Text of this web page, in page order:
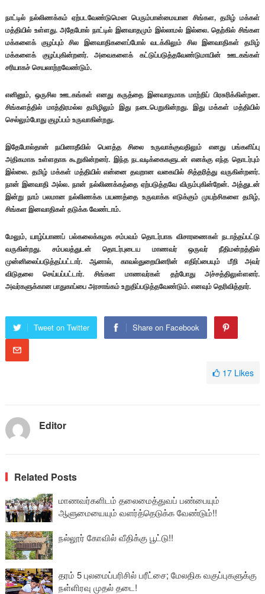
நாட்டில் நல்லிணக்கம் ஏற்படவேண்டுமென பெரும்பான்மையான சிங்கள, தமிழ் மக்கள்
மத்தியில் உள்ளது. அதேபோல் நாட்டில் இனவாதமும் இல்லாமல் இல்லை. தெற்கில் சிங்கள
மக்களைக் குழப்பும் சில இனவாதிகளைப்போல் வடக்கிலும் சில இனவாதிகள் தமிழ்
மக்களைக் குழப்புகின்றனர். அவைகளைக் கட்டுப்படுத்தவேண்டுமாயின் ஊடகங்கள்
சரியாகச் செயலாற்றவேண்டும்.
எனினும், ஒருசில ஊடகங்கள் எனது கருத்தை இனவாதமாக மாற்றிப் பிரசுரிக்கின்றன.
சிங்களத்தில் மாத்திரமல்ல தமிழிலும் இது நடைபெறுகின்றது. இது மக்கள் மத்தியில்
செல்லும்போது குழப்பம் உருவாகின்றது.
இதேபோல்தான் நயினாதீவில் பெளத்த சிலை உருவாக்குவதிலும் எனது பங்களிப்பு
அதிகமாக உள்ளதாக கூறுகின்றனர். இந்த நடவடிக்கைகளுடன் எனக்கு எந்த தொடர்பும்
இல்லை. தமிழ் மக்கள் மத்தியில் என்னை தவறான வகையில் சித்தரித்து வருகின்றனர்.
நான் இனவாதி அல்ல. நான் நல்லிணக்கத்தை ஏற்படுத்தவே விரும்புகின்றேன். அத்துடன்
இன்று நாம் பலமான நல்லிணக்க பயணத்தை உருவாக்க எடுக்கும் முயற்சிகளை தமிழ்,
சிங்கள இனவாதிகள் தடுக்க வேண்டாம்.
மேலும், யாழ்ப்பாணப் பல்கலைக்கழக சம்பவம் தொடர்பாக விசாரணைகள் நடாத்தப்பட்டு
வருகின்றது. சம்பவத்துடன் தொடர்புடைய மாணவர் ஒருவர் நீதிமன்றத்தில்
முன்னிலைப்படுத்தப்பட்டார். ஆனால், காவல்துறையினரின் எதிர்ப்பையும் மீறி அவர்
விடுதலை செய்யப்பட்டார். சிங்கள மாணவர்கள் தற்போது அச்சத்திலுள்ளனர்.
அவர்களுக்கான பாதுகாப்பை அரசாங்கம் உறுதிப்படுத்தவேண்டும். எனவும் தெரிவித்தார்.
Tweet on Twitter Share on Facebook
17 Likes
Editor
Related Posts
மாணவர்களிடம் தலைமைத்துவப் பண்பையும்
ஆளுமையையும் வளர்த்தெடுக்க வேண்டும்!!
நல்லூர் கோவில் வீதிக்கு பூட்டு!!
தரம் 5 புலமைப்பரிசில் பரீட்சை; மேலதிக வகுப்புகளுக்கு
நள்ளிரவு முதல் தடை!